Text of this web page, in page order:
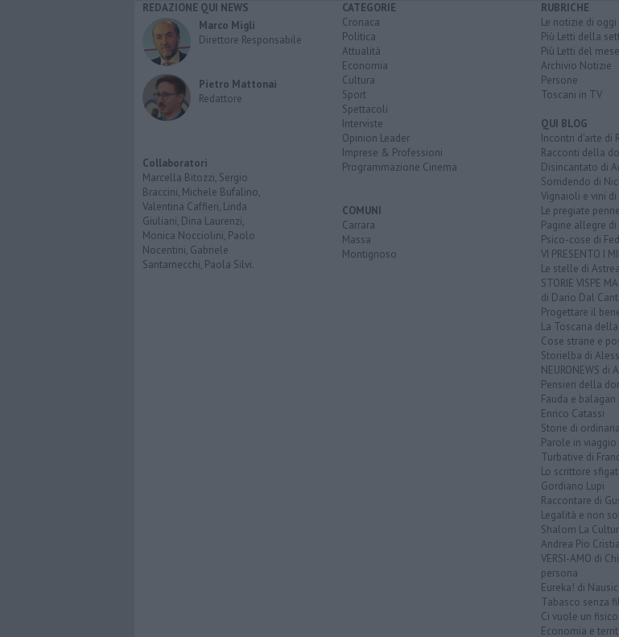
REDAZIONE QUI NEWS
Marco Migli
Direttore Responsabile
Pietro Mattonai
Redattore
Collaboratori
Marcella Bitozzi, Sergio
Braccini, Michele Bufalino,
Valentina Caffieri, Linda
Giuliani, Dina Laurenzi,
Monica Nocciolini, Paolo
Nocentini, Gabriele
Santarnecchi, Paola Silvi.
CATEGORIE
Cronaca
Politica
Attualità
Economia
Cultura
Sport
Spettacoli
Interviste
Opinion Leader
Imprese & Professioni
Programmazione Cinema
COMUNI
Carrara
Massa
Montignoso
RUBRICHE
Le notizie di oggi
Più Letti della
Più Letti del mese
Archivio Notizie
Persone
Toscani in TV
QUI BLOG
Incontri d'arte di
Racconti della
Disincantato di
Sorridendo di
Vignaioli e vini
Le pregiate
Pagine allegre
Psico-cose di
VI PRESENTO I
Le stelle di
STORIE VISPE
di Dario Dal
Progettare il
La Toscana
Cose strane e
Storielba di
NEURONEWS di
Pensieri della
Fauda e
Enrico Catassi
Storie di
Parole in
Turbative di
Lo scrittore
Gordiano Lupi
Raccontare di
Legalità e non
Shalom La
Andrea Pio
VERSI-AMO di
persona
Eureka! di
Tabasco senza
Ci vuole un
Economia e